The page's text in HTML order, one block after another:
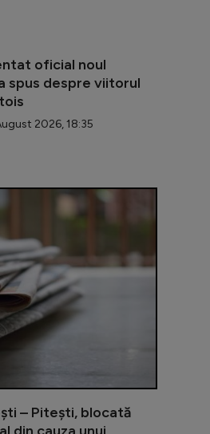
oficial noul
spus despre viitorul
2026, 18:35
contribuabilii: portal online
– Pitești, blocată